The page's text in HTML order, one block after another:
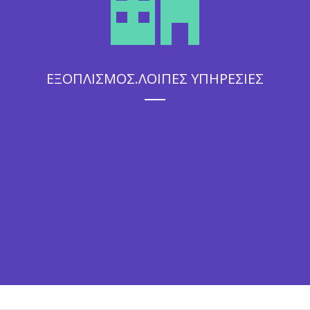
ΕΞΟΠΛΙΣΜΟΣ.ΛΟΙΠΕΣ ΥΠΗΡΕΣΙΕΣ